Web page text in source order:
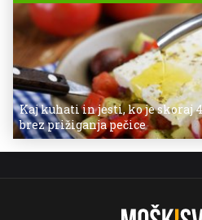
Kaj kuhati in jesti, ko je skoraj
brez prižiganja pečice